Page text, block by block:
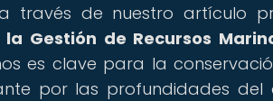
través de nuestro artículo
la Gestión de Recursos
es clave para la
por las profundidades del